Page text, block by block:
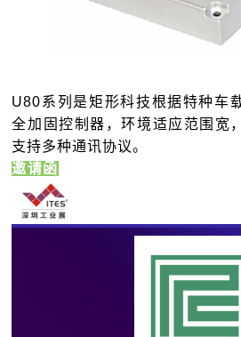
U80系列是矩形科技根据特种车
全加固控制器，环境适应范围宽
支持多种通讯协议。
邀请函